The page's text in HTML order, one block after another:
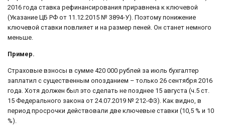
2016 года ставка рефинансирования приравнена к ключевой
(Указание ЦБ РФ от 11.12.2015 № 3894-У). Поэтому понижение
ключевой ставки повлияет и на размер пеней. Он станет немного
меньше.
Пример.
Страховые взносы в сумме 420 000 рублей за июль бухгалтер
заплатил с существенным опозданием – только 26 сентября 2016
года. Хотя должен был это сделать не позднее 15 августа (ч.5 ст.
15 Федерального закона от 24.07.2019 № 212-ФЗ). Как видно, в
период просрочки действовали две ключевые ставки (10,5 % и 10
%).